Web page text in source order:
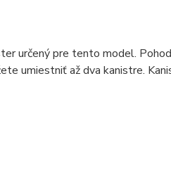
určený pre tento model.
umiestniť až dva kanistre.